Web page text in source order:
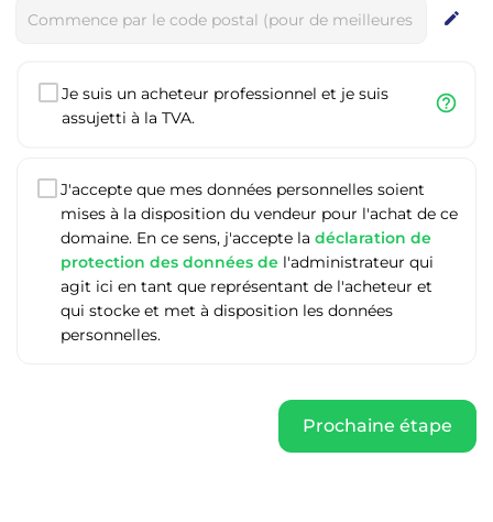
edit
Je suis un acheteur professionnel et je suis
assujetti à la TVA.
help_outline
J'accepte que mes données personnelles soient
mises à la disposition du vendeur pour l'achat de ce
domaine. En ce sens, j'accepte la déclaration de
protection des données de l'administrateur qui
agit ici en tant que représentant de l'acheteur et
qui stocke et met à disposition les données
personnelles.
Prochaine étape